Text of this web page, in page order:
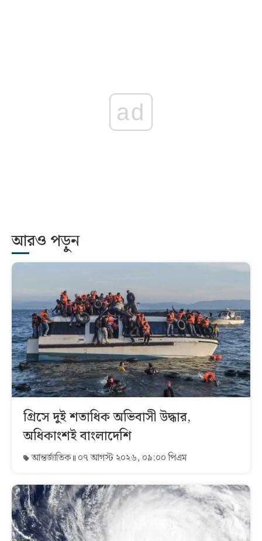
ad
আরও পড়ুন
গ্রিসে দুই শতাধিক অভিবাসী উদ্ধার,
অধিকাংশই বাংলাদেশি
আন্তর্জাতিক ০৭ আগস্ট ২০২৬, ০৯:০০ পিএম